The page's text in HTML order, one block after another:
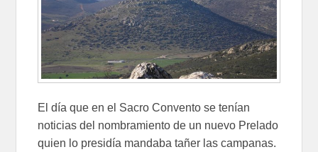
El día que en el Sacro Convento se tenían
noticias del nombramiento de un nuevo Prelado
quien lo presidía mandaba tañer las campanas.